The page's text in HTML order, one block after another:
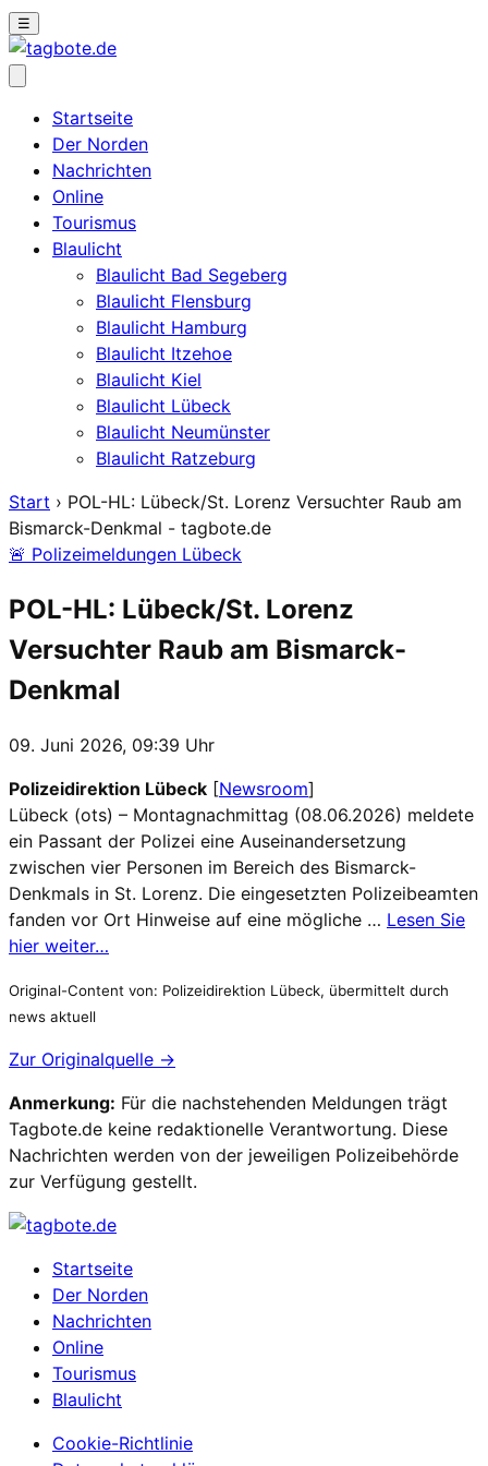
☰
Startseite
Der Norden
Nachrichten
Online
Tourismus
Blaulicht
Blaulicht Bad Segeberg
Blaulicht Flensburg
Blaulicht Hamburg
Blaulicht Itzehoe
Blaulicht Kiel
Blaulicht Lübeck
Blaulicht Neumünster
Blaulicht Ratzeburg
Start › POL-HL: Lübeck/St. Lorenz Versuchter Raub am
Bismarck-Denkmal - tagbote.de
🚨 Polizeimeldungen Lübeck
POL-HL: Lübeck/St. Lorenz
Versuchter Raub am Bismarck-
Denkmal
09. Juni 2026, 09:39 Uhr
Polizeidirektion Lübeck [Newsroom]
Lübeck (ots) – Montagnachmittag (08.06.2026) meldete
ein Passant der Polizei eine Auseinandersetzung
zwischen vier Personen im Bereich des Bismarck-
Denkmals in St. Lorenz. Die eingesetzten Polizeibeamten
fanden vor Ort Hinweise auf eine mögliche … Lesen Sie
hier weiter…
Original-Content von: Polizeidirektion Lübeck, übermittelt durch
news aktuell
Zur Originalquelle →
Anmerkung: Für die nachstehenden Meldungen trägt
Tagbote.de keine redaktionelle Verantwortung. Diese
Nachrichten werden von der jeweiligen Polizeibehörde
zur Verfügung gestellt.
Startseite
Der Norden
Nachrichten
Online
Tourismus
Blaulicht
Cookie-Richtlinie